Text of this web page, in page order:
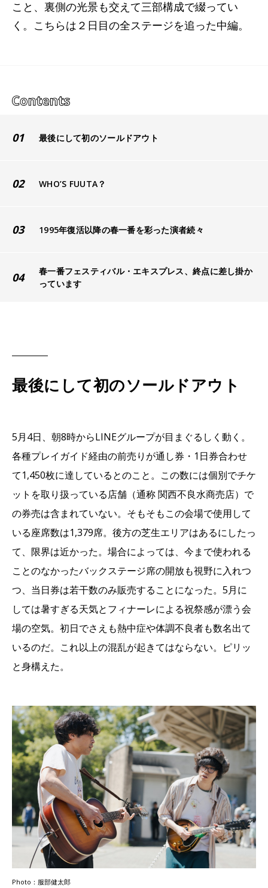
こと、裏側の光景も交えて三部構成で綴ってい
く。こちらは２日目の全ステージを追った中編。
01 最後にして初のソールドアウト
02 WHO’S FUUTA？
03 1995年復活以降の春一番を彩った演者続々
04
春一番フェスティバル・エキスプレス、終点に差し掛か
っています
最後にして初のソールドアウト
5月4日、朝8時からLINEグループが目まぐるしく動く。
各種プレイガイド経由の前売りが通し券・1日券合わせ
て1,450枚に達しているとのこと。この数には個別でチケ
ットを取り扱っている店舗（通称 関西不良水商売店）で
の券売は含まれていない。そもそもこの会場で使用して
いる座席数は1,379席。後方の芝生エリアはあるにしたっ
て、限界は近かった。場合によっては、今まで使われる
ことのなかったバックステージ席の開放も視野に入れつ
つ、当日券は若干数のみ販売することになった。5月に
しては暑すぎる天気とフィナーレによる祝祭感が漂う会
場の空気。初日でさえも熱中症や体調不良者も数名出て
いるのだ。これ以上の混乱が起きてはならない。ピリッ
と身構えた。
Photo：服部健太郎